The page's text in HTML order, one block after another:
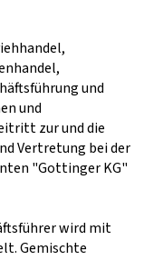
und
und
zur und die
Vertretung bei der
"Gottinger KG"
wird mit
Gemischte